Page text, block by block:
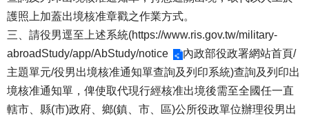
護照上加蓋出境核准章戳之作業方式。
三、請役男逕至上述系統(https://www.ris.gov.tw/military-
abroadStudy/app/AbStudy/notice
內政部役政署網站首頁/
主題單元/役男出境核准通知單查詢及列印系統)查詢及列印出
境核准通知單，俾使取代現行經核准出境後需至全國任一直
轄市、縣(市)政府、鄉(鎮、市、區)公所役政單位辦理役男出